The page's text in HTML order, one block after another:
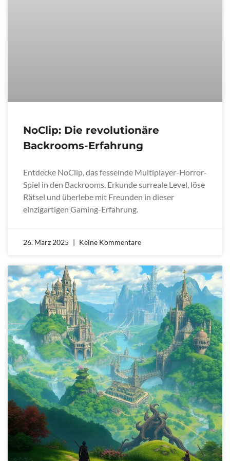
NoClip: Die revolutionäre
Backrooms-Erfahrung
Entdecke NoClip, das fesselnde Multiplayer-Horror-
Spiel in den Backrooms. Erkunde surreale Level, löse
Rätsel und überlebe mit Freunden in dieser
einzigartigen Gaming-Erfahrung.
26. März 2025 Keine Kommentare